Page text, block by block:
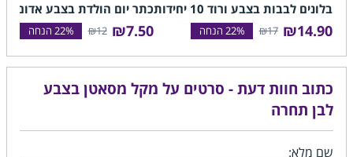
כתוב חוות דעת - סרטים על מקל מסאטן בצבע
לבן תחרה
שם מלא:
בלונים לבבות בצבע ורוד 10 יחידות
₪14.90
₪17
כתר יום הולדת בצבע אדום
₪7.50
₪12